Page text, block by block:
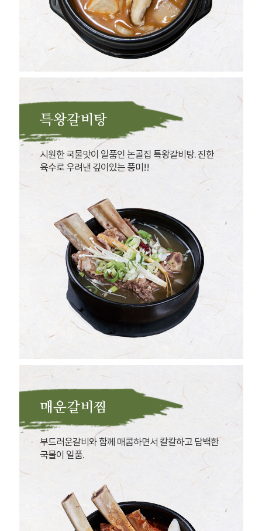
특왕갈비탕
시원한 국물맛이 일품인 논골집 특왕갈비탕. 진한
육수로 우려낸 깊이있는 풍미!!
매운갈비찜
부드러운갈비와 함께 매콤하면서 칼칼하고 담백한
국물이 일품.